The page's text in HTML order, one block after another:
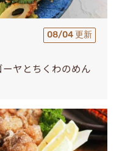
08/04 更新
ヤとちくわのめん